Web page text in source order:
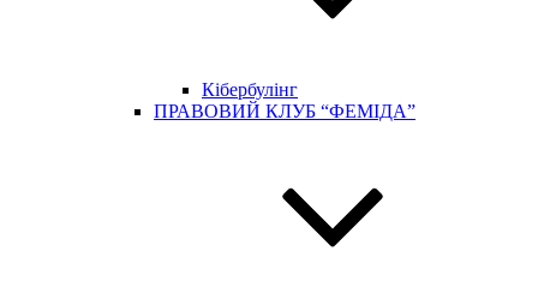
Кібербулінг
ПРАВОВИЙ КЛУБ “ФЕМІДА”